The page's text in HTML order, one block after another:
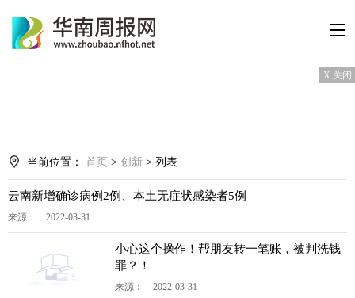
X 关闭
当前位置： 首页 > 创新 > 列表
云南新增确诊病例2例、本土无症状感染者5例
来源： 2022-03-31
小心这个操作！帮朋友转一笔账，被判洗钱
罪？！
来源： 2022-03-31